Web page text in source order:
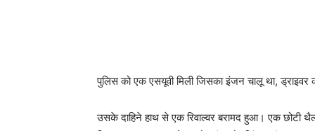
पुलिस को एक एसयूवी मिली जिसका इंजन चालू था,
उसके दाहिने हाथ से एक रिवाल्वर बरामद हुआ। एक छोटी